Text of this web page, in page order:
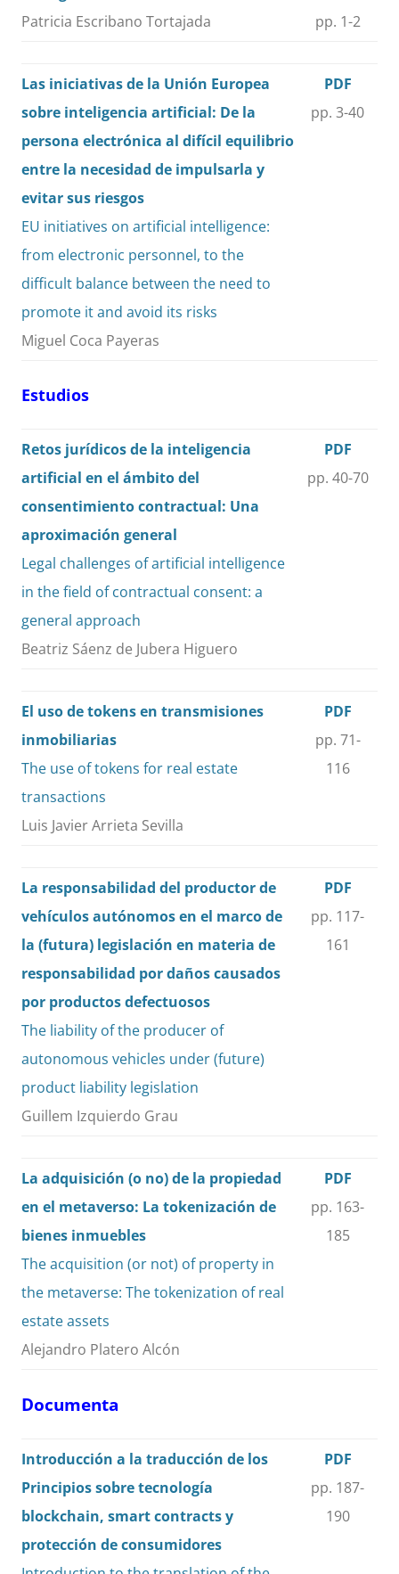
Patricia Escribano Tortajada
pp. 1-2
Las iniciativas de la Unión Europea
sobre inteligencia artificial: De la
persona electrónica al difícil equilibrio
entre la necesidad de impulsarla y
evitar sus riesgos
EU initiatives on artificial intelligence:
from electronic personnel, to the
difficult balance between the need to
promote it and avoid its risks
Miguel Coca Payeras
PDF
pp. 3-40
Estudios
Retos jurídicos de la inteligencia
artificial en el ámbito del
consentimiento contractual: Una
aproximación general
Legal challenges of artificial intelligence
in the field of contractual consent: a
general approach
Beatriz Sáenz de Jubera Higuero
PDF
pp. 40-70
El uso de tokens en transmisiones
inmobiliarias
The use of tokens for real estate
transactions
Luis Javier Arrieta Sevilla
PDF
pp. 71-
116
La responsabilidad del productor de
vehículos autónomos en el marco de
la (futura) legislación en materia de
responsabilidad por daños causados
por productos defectuosos
The liability of the producer of
autonomous vehicles under (future)
product liability legislation
Guillem Izquierdo Grau
PDF
pp. 117-
161
La adquisición (o no) de la propiedad
en el metaverso: La tokenización de
bienes inmuebles
The acquisition (or not) of property in
the metaverse: The tokenization of real
estate assets
Alejandro Platero Alcón
PDF
pp. 163-
185
Documenta
Introducción a la traducción de los
Principios sobre tecnología
blockchain, smart contracts y
protección de consumidores
PDF
pp. 187-
190